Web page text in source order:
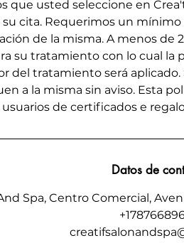
que usted seleccione en
su cita. Requerimos un
de la misma. A menos de
su tratamiento con lo cual la
del tratamiento será
a la misma sin aviso. Esta
usuarios de certificados e
Datos de
Spa, Centro Comercial,